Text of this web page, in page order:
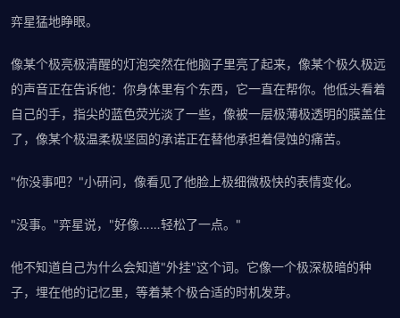
弈星猛地睁眼。
像某个极亮极清醒的灯泡突然在他脑子里亮了起来，像某个极久极远
的声音正在告诉他：你身体里有个东西，它一直在帮你。他低头看着
自己的手，指尖的蓝色荧光淡了一些，像被一层极薄极透明的膜盖住
了，像某个极温柔极坚固的承诺正在替他承担着侵蚀的痛苦。
"你没事吧？"小研问，像看见了他脸上极细微极快的表情变化。
"没事。"弈星说，"好像……轻松了一点。"
他不知道自己为什么会知道"外挂"这个词。它像一个极深极暗的种
子，埋在他的记忆里，等着某个极合适的时机发芽。